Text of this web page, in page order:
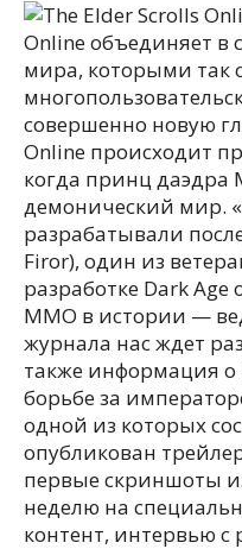
Online объединяет в
мира, которыми так
совершенно новую
Online происходит
когда принц даэдра
демонический мир.
разрабатывали
Firor), один из
разработке Dark
ММО в истории —
журнала нас ждет
также информация о
борьбе за
одной из которых
опубликован
первые скриншоты
неделю на
контент, интервью